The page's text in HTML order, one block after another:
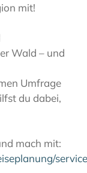
door
DIGITALE
mit!
Wald – und
Umfrage
du dabei,
mach mit: